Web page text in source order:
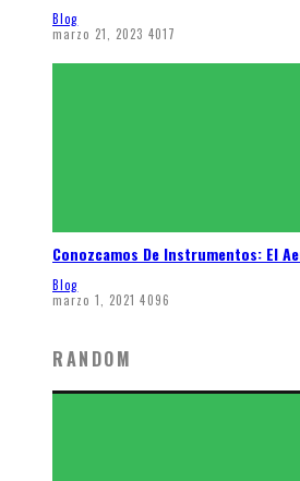
Blog
marzo 21, 2023 4017
Conozcamos De Instrumentos: El
Blog
marzo 1, 2021 4096
RANDOM